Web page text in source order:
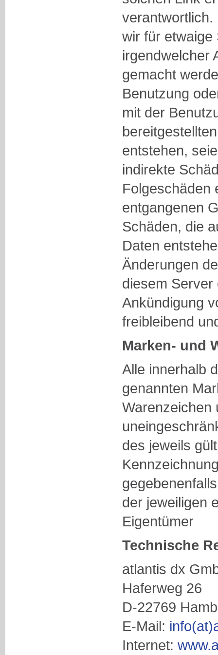
verantwortlich.
wir für etwaige
irgendwelcher
gemacht
Benutzung
mit der
entstehen,
indirekte
Folgeschäden
entgangenen
Schäden, die
Daten
Änderungen
diesem
Ankündigung
freibleibend
Marken- und
Alle innerhalb
genannten
Warenzeichen
des jeweils
der jeweiligen
Eigentümer
Technische
atlantis dx
Haferweg 26
D-22769
E-Mail:
Internet: